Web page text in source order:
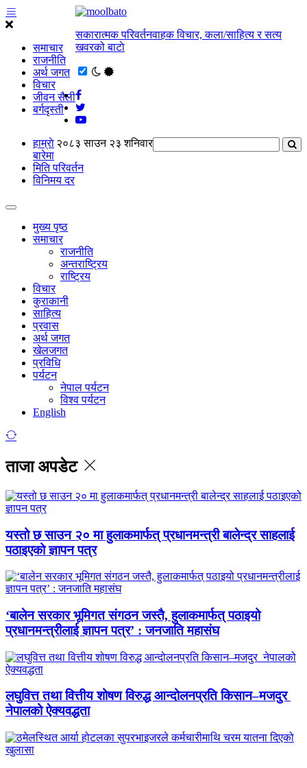
समाचार
राजनीति
अर्थ जगत
विचार
जीवन सैली
बर्गदृस्ती
सकारात्मक परिवर्तनवाहक विचार, कला/साहित्य र सत्य
खवरको बाटाे
२०८३ साउन २३ शनिवार
हाम्राे
बारेमा
मिति परिवर्तन
विनिमय दर
मुख्य पृष्ठ
समाचार
राजनीति
अन्तराष्ट्रिय
राष्ट्रिय
विचार
कुराकानी
साहित्य
प्रवास
अर्थ जगत
खेलजगत
प्रविधि
पर्यटन
नेपाल पर्यटन
विश्व पर्यटन
English
ताजा अपडेट
यस्तो छ साउन २० मा हुलाकमार्फत् प्रधानमन्त्री बालेन्द्र साहलाई
पठाइएको ज्ञापन पत्र
‘बालेन सरकार भूमिगत संगठन जस्तै, हुलाकमार्फत् पठाइयो
प्रधानमन्त्रीलाई ज्ञापन पत्र’ : जनजाति महासंघ
लघुवित्त तथा वित्तीय शोषण विरुद्ध आन्दोलनप्रति किसान–मजदुर
नेपालको ऐक्यवद्धता